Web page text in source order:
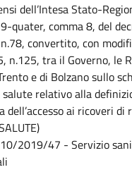
dell’Intesa Stato-
quater, comma 8, del
convertito, con
n.125, tra il Governo, le
e di Bolzano sullo
relativo alla
dell’accesso ai ricoveri
2019/47 - Servizio